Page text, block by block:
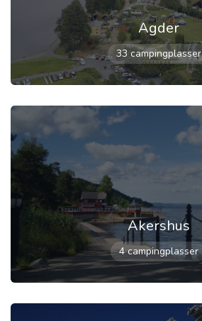
Agder
33 campingplasser
Akershus
4 campingplasser